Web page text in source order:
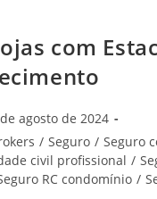
com
agosto de 2024
/ Seguro / Seguro
civil profissional /
RC condomínio /